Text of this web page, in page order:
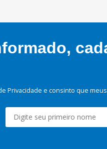
Privacidade e consinto que